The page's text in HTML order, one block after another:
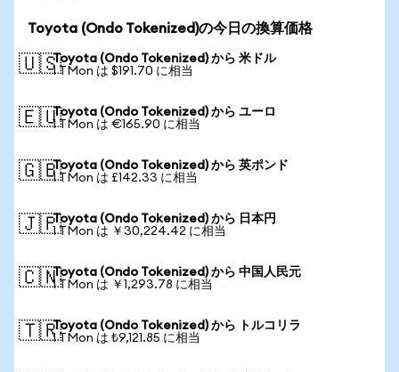
Toyota (Ondo Tokenized)の今日の換算価格
🇺🇸Toyota (Ondo Tokenized) から 米ドル
1 TMon は $191.70 に相当
🇪🇺Toyota (Ondo Tokenized) から ユーロ
1 TMon は €165.90 に相当
🇬🇧Toyota (Ondo Tokenized) から 英ポンド
1 TMon は £142.33 に相当
🇯🇵Toyota (Ondo Tokenized) から 日本円
1 TMon は ￥30,224.42 に相当
🇨🇳Toyota (Ondo Tokenized) から 中国人民元
1 TMon は ￥1,293.78 に相当
🇹🇷Toyota (Ondo Tokenized) から トルコリラ
1 TMon は ₺9,121.85 に相当